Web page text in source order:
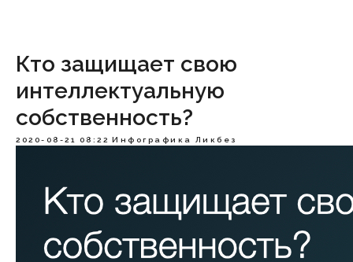
Кто защищает свою
интеллектуальную
собственность?
2020-08-21 08:22 Инфографика Ликбез